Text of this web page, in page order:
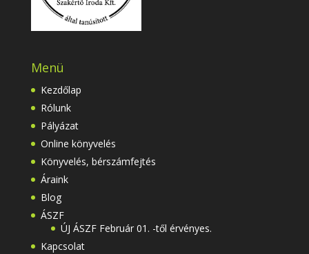
Menü
Kezdőlap
Rólunk
Pályázat
Online könyvelés
Könyvelés, bérszámfejtés
Áraink
Blog
ÁSZF
ÚJ ÁSZF Február 01. -től érvényes.
Kapcsolat